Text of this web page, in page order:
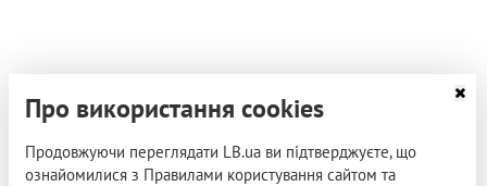
Про використання cookies
Продовжуючи переглядати LB.ua ви підтверджуєте, що
ознайомилися з Правилами користування сайтом та